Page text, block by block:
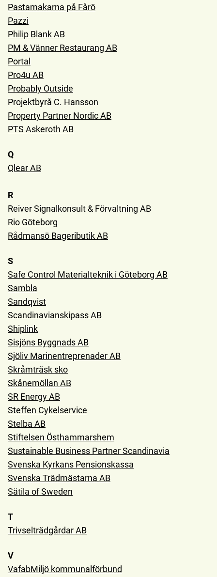
Pastamakarna på Fårö
Pazzi
Philip Blank AB
PM & Vänner Restaurang AB
Portal
Pro4u AB
Probably Outside
Projektbyrå C. Hansson
Property Partner Nordic AB
PTS Askeroth AB
Q
Qlear AB
R
Reiver Signalkonsult & Förvaltning AB
Rio Göteborg
Rådmansö Bageributik AB
S
Safe Control Materialteknik i Göteborg AB
Sambla
Sandqvist
Scandinavianskipass AB
Shiplink
Sisjöns Byggnads AB
Sjöliv Marinentreprenader AB
Skråmträsk sko
Skånemöllan AB
SR Energy AB
Steffen Cykelservice
Stelba AB
Stiftelsen Östhammarshem
Sustainable Business Partner Scandinavia
Svenska Kyrkans Pensionskassa
Svenska Trädmästarna AB
Sätila of Sweden
T
Trivselträdgårdar AB
V
VafabMiljö kommunalförbund